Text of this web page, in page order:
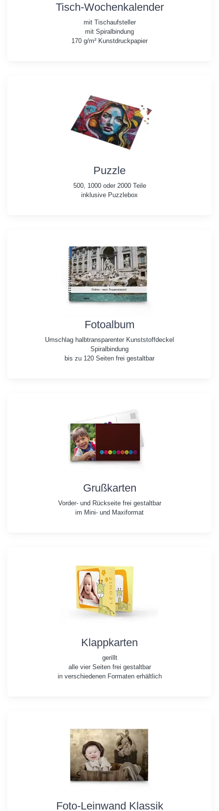
Tisch-Wochenkalender
mit Tischaufsteller
mit Spiralbindung
170 g/m² Kunstdruckpapier
Puzzle
500, 1000 oder 2000 Teile
inklusive Puzzlebox
Fotoalbum
Umschlag halbtransparenter Kunststoffdeckel
Spiralbindung
bis zu 120 Seiten frei gestaltbar
Grußkarten
Vorder- und Rückseite frei gestaltbar
im Mini- und Maxiformat
Klappkarten
gerillt
alle vier Seiten frei gestaltbar
in verschiedenen Formaten erhältlich
Foto-Leinwand Klassik